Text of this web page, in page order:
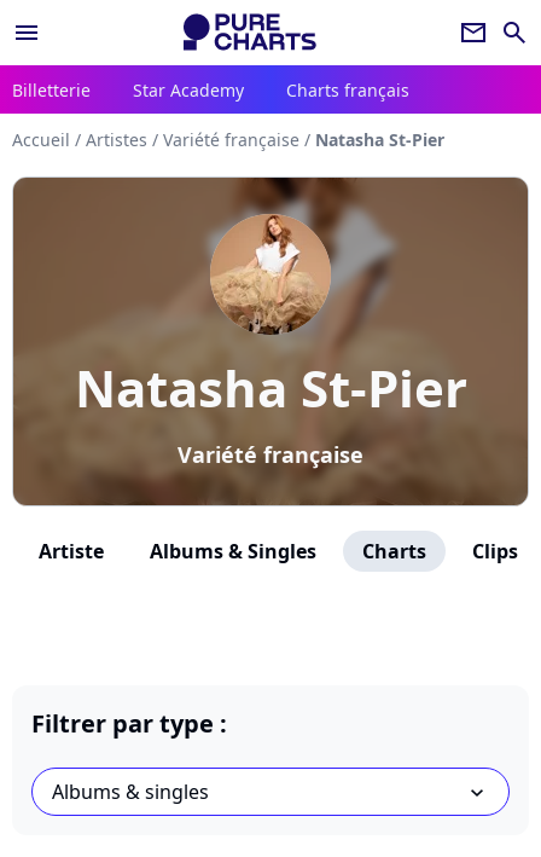
menu newsletter search
Billetterie Star Academy Charts français
Accueil / Artistes / Variété française / Natasha St-Pier
Natasha St-Pier
Variété française
Artiste Albums & Singles Charts Clips
Filtrer par type :
Albums & singles chevron_bot